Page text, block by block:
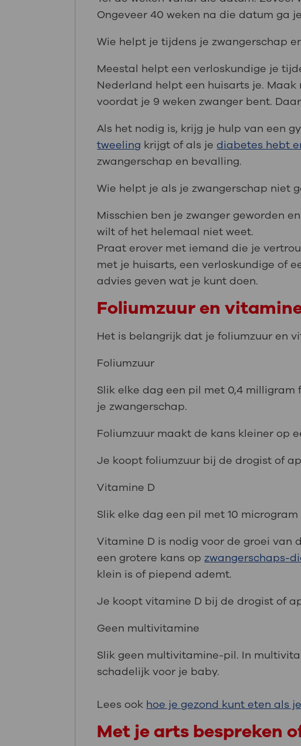
Ongeveer 40 weken na die datum ga
Wie helpt je tijdens je zwangerschap
Meestal helpt een verloskundige je
Nederland helpt een huisarts je.
voordat je 9 weken zwanger bent.
Als het nodig is, krijg je hulp van een
tweeling krijgt of als jediabetes hebt
zwangerschap en bevalling.
Wie helpt je als je zwangerschap niet
Misschien ben je zwanger geworden
wilt of het helemaal niet weet.
Praat erover met iemand die je
met je huisarts, een verloskundige of
advies geven wat je kunt doen.
Foliumzuur en
Het is belangrijk dat je foliumzuur en
Foliumzuur
Slik elke dag een pil met 0,4 milligram
je zwangerschap.
Foliumzuur maakt de kans kleiner op
Je koopt foliumzuur bij de drogist of
Vitamine D
Slik elke dag een pil met 10 microgram
Vitamine D is nodig voor de groei van
een grotere kans opzwangerschaps-
klein is of piepend ademt.
Je koopt vitamine D bij de drogist of
Geen multivitamine
Slik geen multivitamine-pil. In
schadelijk voor je baby.
Lees ook hoe je gezond kunt eten als
Met je arts bespreken